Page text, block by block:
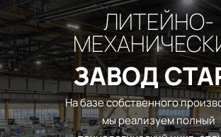
На базе собственного
мы реализуем полный
ЛИТЕЙНО-
ЗАВОД